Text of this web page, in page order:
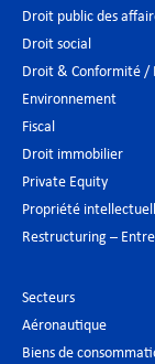
Droit public des
Droit social
Droit & Conformité /
Environnement
Fiscal
Droit immobilier
Private Equity
Propriété
Restructuring –
Secteurs
Aéronautique
Biens de